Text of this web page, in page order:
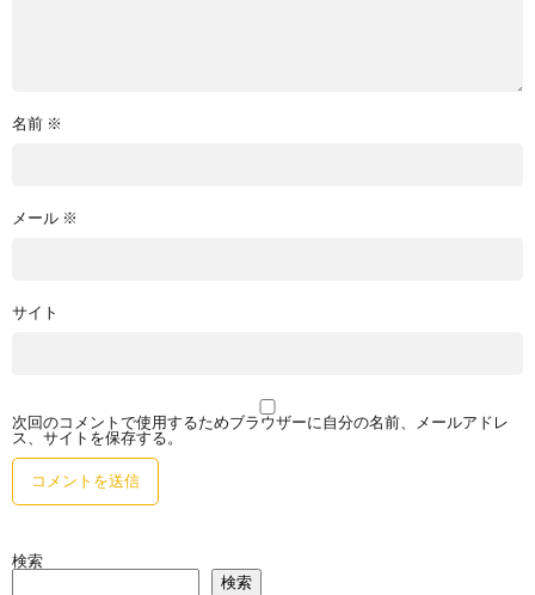
名前 ※
メール ※
サイト
次回のコメントで使用するためブラウザーに自分の名前、メールアドレ
ス、サイトを保存する。
検索
検索